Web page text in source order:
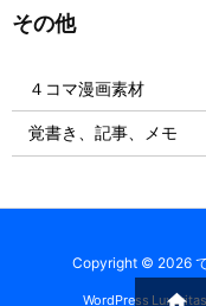
その他
４コマ漫画素材
覚書き、記事、メモ
Copyright © 2026
WordPress